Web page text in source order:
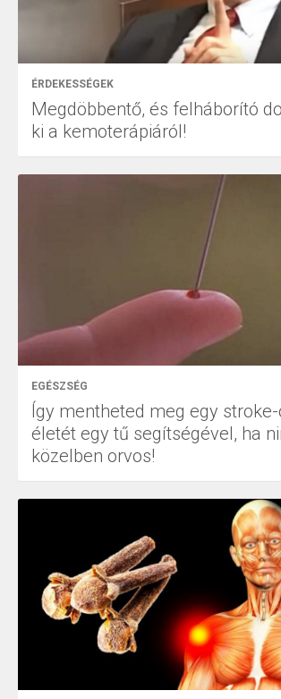
ÉRDEKESSÉGEK
Megdöbbentő, és felháborító
ki a kemoterápiáról!
EGÉSZSÉG
Így mentheted meg egy
életét egy tű segítségével, ha
közelben orvos!